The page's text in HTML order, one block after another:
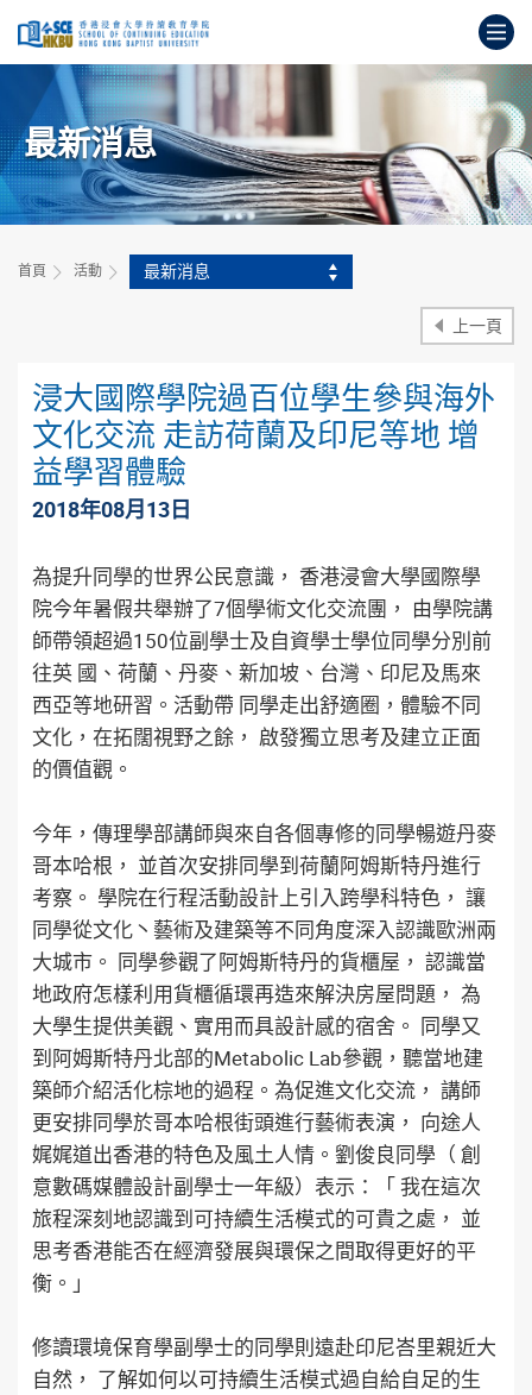
容
打
要
內
容
最新消息
首頁 活動 最新消息
上一頁
浸大國際學院過百位學生參與海外
文化交流 走訪荷蘭及印尼等地 增
益學習體驗
2018年08月13日
為提升同學的世界公民意識， 香港浸會大學國際學
院今年暑假共舉辦了7個學術文化交流團， 由學院講
師帶領超過150位副學士及自資學士學位同學分別前
往英 國、荷蘭、丹麥、新加坡、台灣、印尼及馬來
西亞等地研習。活動帶 同學走出舒適圈，體驗不同
文化，在拓闊視野之餘， 啟發獨立思考及建立正面
的價值觀。
今年，傳理學部講師與來自各個專修的同學暢遊丹麥
哥本哈根， 並首次安排同學到荷蘭阿姆斯特丹進行
考察。 學院在行程活動設計上引入跨學科特色， 讓
同學從文化丶藝術及建築等不同角度深入認識歐洲兩
大城市。 同學參觀了阿姆斯特丹的貨櫃屋， 認識當
地政府怎樣利用貨櫃循環再造來解決房屋問題， 為
大學生提供美觀、實用而具設計感的宿舍。 同學又
到阿姆斯特丹北部的Metabolic Lab參觀，聽當地建
築師介紹活化棕地的過程。為促進文化交流， 講師
更安排同學於哥本哈根街頭進行藝術表演， 向途人
娓娓道出香港的特色及風土人情。劉俊良同學（ 創
意數碼媒體設計副學士一年級）表示：「 我在這次
旅程深刻地認識到可持續生活模式的可貴之處， 並
思考香港能否在經濟發展與環保之間取得更好的平
衡。」
修讀環境保育學副學士的同學則遠赴印尼峇里親近大
自然， 了解如何以可持續生活模式過自給自足的生